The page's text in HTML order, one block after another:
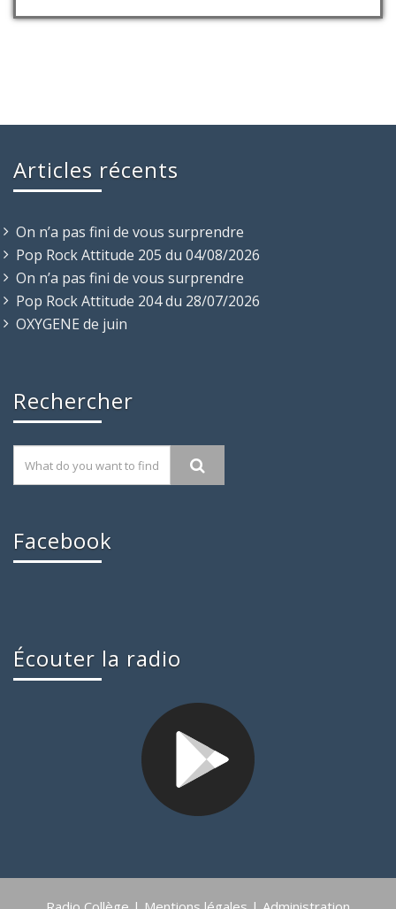
Articles récents
On n’a pas fini de vous surprendre
Pop Rock Attitude 205 du 04/08/2026
On n’a pas fini de vous surprendre
Pop Rock Attitude 204 du 28/07/2026
OXYGENE de juin
Rechercher
Facebook
Écouter la radio